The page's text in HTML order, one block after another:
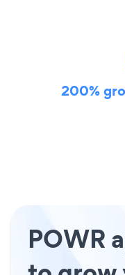
200%
POWR